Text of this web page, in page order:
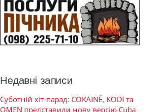
Недавні записи
Суботній хіт-парад: COKAINÉ, KODI та
OMEN представили нову версію Cuba